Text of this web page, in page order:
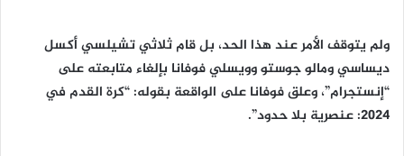
ولم يتوقف الأمر عند هذا الحد، بل قام ثلاثي تشيلسي أكسل
ديساسي ومالو جوستو وويسلي فوفانا بإلغاء متابعته على
“إنستجرام”، وعلق فوفانا على الواقعة بقوله: “كرة القدم في
2024: عنصرية بلا حدود”.